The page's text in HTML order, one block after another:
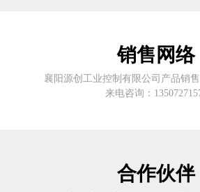
销售网络
襄阳源创工业控制有限公司产品销
来电咨询：
合作伙伴